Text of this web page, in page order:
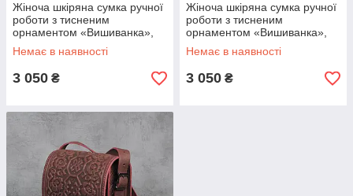
Жіноча шкіряна сумка ручної
роботи з тисненим
орнаментом «Вишиванка»,
фіолетового кольору, 20*21*9
см
Немає в наявності
3 050 ₴
Жіноча шкіряна сумка ручної
роботи з тисненим
орнаментом «Вишиванка»,
коричневого кольору, 20*21*9
см
Немає в наявності
3 050 ₴